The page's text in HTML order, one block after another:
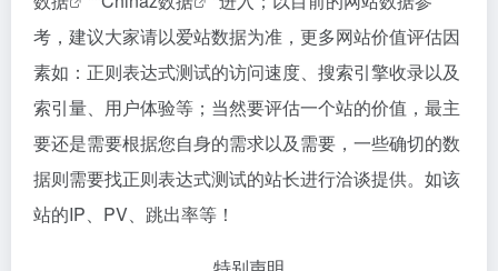
考，建议大家请以爱站数据为准，更多网站价值评估因
素如：正则表达式测试的访问速度、搜索引擎收录以及
索引量、用户体验等；当然要评估一个站的价值，最主
要还是需要根据您自身的需求以及需要，一些确切的数
据则需要找正则表达式测试的站长进行洽谈提供。如该
站的IP、PV、跳出率等！